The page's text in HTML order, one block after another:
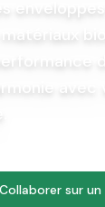
avec
Collaborer sur